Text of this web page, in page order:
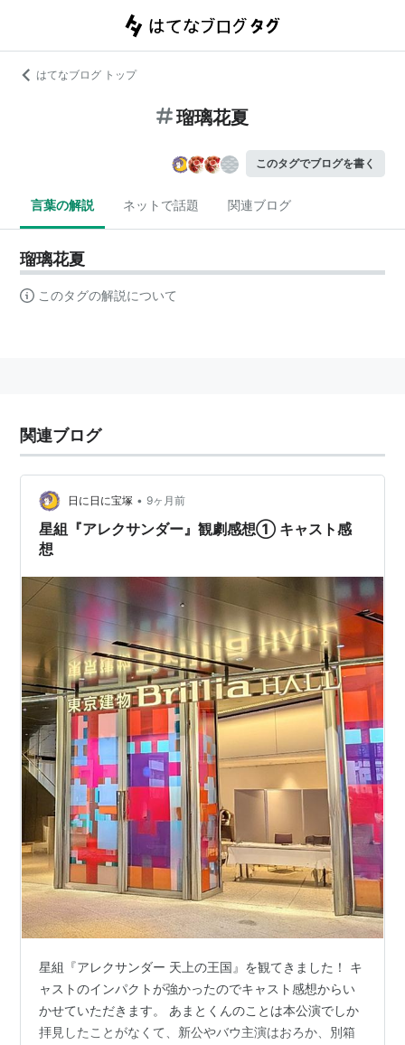
はてなブログ トップ
瑠璃花夏
このタグでブログを書く
言葉の解説 ネットで話題 関連ブログ
瑠璃花夏
このタグの解説について
関連ブログ
日に日に宝塚 • 9ヶ月前
星組『アレクサンダー』観劇感想① キャスト感
想
星組『アレクサンダー 天上の王国』を観てきました！ キ
ャストのインパクトが強かったのでキャスト感想からい
かせていただきます。 あまとくんのことは本公演でしか
拝見したことがなくて、新公やバウ主演はおろか、別箱